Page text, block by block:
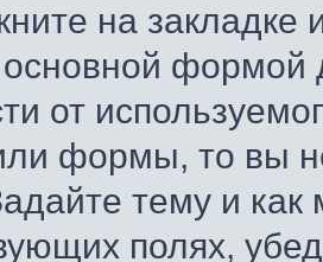
на
формой
от
формы, то вы
тему и
полях,